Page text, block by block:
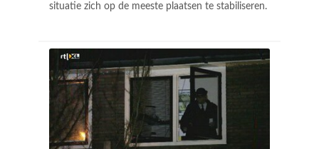
situatie zich op de meeste plaatsen te stabiliseren.